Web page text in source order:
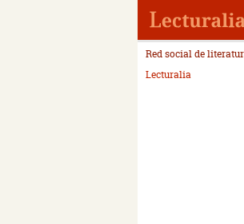
Red social de
Lecturalia